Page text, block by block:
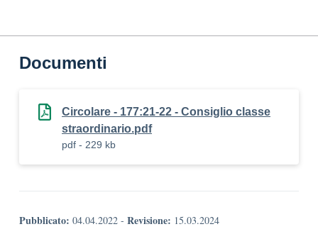
Documenti
Circolare - 177:21-22 - Consiglio classe
straordinario.pdf
pdf - 229 kb
Pubblicato: 04.04.2022 - Revisione: 15.03.2024